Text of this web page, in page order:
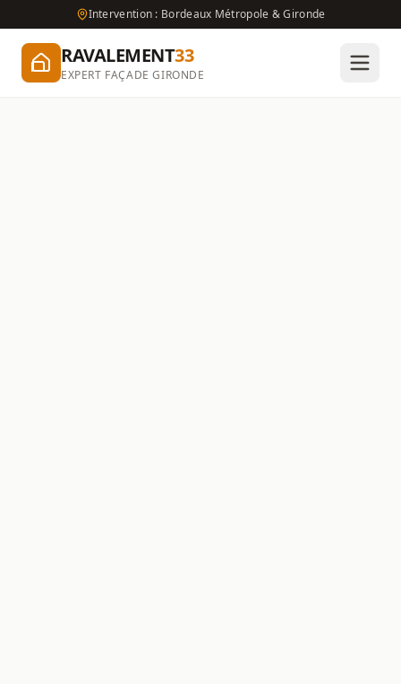
Intervention : Bordeaux Métropole & Gironde
RAVALEMENT33
EXPERT FAÇADE GIRONDE